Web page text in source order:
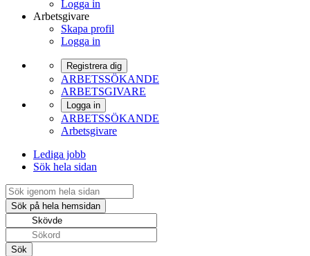
Logga in
Arbetsgivare
Skapa profil
Logga in
Registrera dig
ARBETSSÖKANDE
ARBETSGIVARE
Logga in
ARBETSSÖKANDE
Arbetsgivare
Lediga jobb
Sök hela sidan